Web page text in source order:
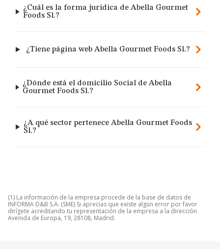
¿Cuál es la forma jurídica de Abella Gourmet
Foods Sl.?
¿Tiene página web Abella Gourmet Foods Sl.?
¿Dónde está el domicilio Social de Abella
Gourmet Foods Sl.?
¿A qué sector pertenece Abella Gourmet Foods
Sl.?
(1) La información de la empresa procede de la base de datos de
INFORMA D&B S.A. (SME) Si aprecias que existe algún error por favor
dirígete acreditando tu representación de la empresa a la dirección
Avenida de Europa, 19, 28108, Madrid.